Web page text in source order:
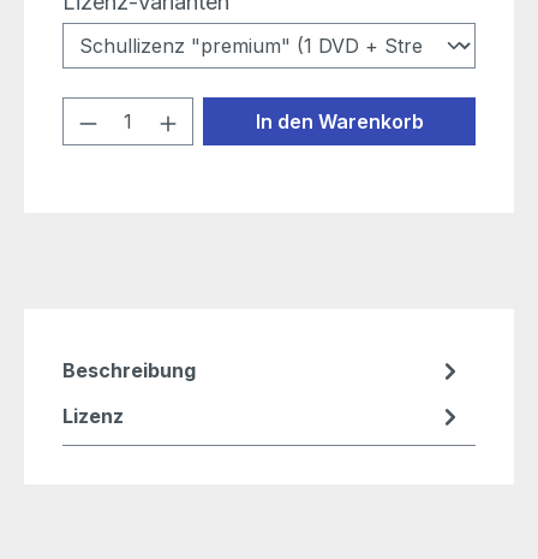
Produkt Anzahl: Gib den
In den Warenkorb
Beschreibung
Lizenz